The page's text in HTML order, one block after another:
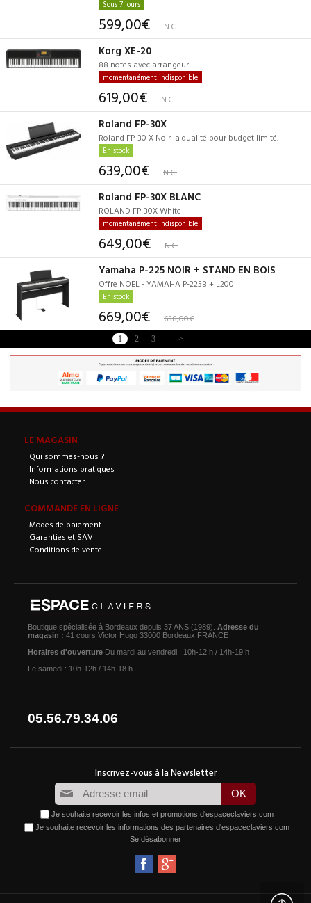
Sous 7 jours
599,00€ N.C.
Korg XE-20
88 notes avec arrangeur
momentanément indisponible
619,00€ N.C.
Roland FP-30X
Roland FP-30 X Noir la qualité pour budget limité,
En stock
639,00€ N.C.
Roland FP-30X BLANC
ROLAND FP-30X White
momentanément indisponible
649,00€ N.C.
Yamaha P-225 NOIR + STAND EN BOIS
Offre NOËL - YAMAHA P-225B + L200
En stock
669,00€ 638,00€
1 2 3 >
LE MAGASIN
Qui sommes-nous ?
Informations pratiques
Nous contacter
COMMANDE EN LIGNE
Modes de paiement
Garanties et SAV
Conditions de vente
Boutique spécialisée à Bordeaux depuis 37 ANS (1989). Adresse du
magasin : 41 cours Victor Hugo 33000 Bordeaux FRANCE
Horaires d'ouverture Du mardi au vendredi : 10h-12 h / 14h-19 h
Le samedi : 10h-12h / 14h-18 h
05.56.79.34.06
Je souhaite recevoir les infos et promotions d'espaceclaviers.com
Je souhaite recevoir les informations des partenaires d'espaceclaviers.com
Se désabonner